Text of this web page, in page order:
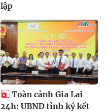
lập
Toàn cảnh Gia Lai
24h: UBND tỉnh ký kết